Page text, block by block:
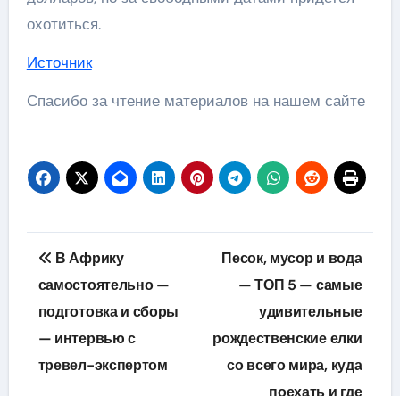
охотиться.
Источник
Спасибо за чтение материалов на нашем сайте
Навигация
по
записям
В Африку
самостоятельно —
подготовка и сборы
— интервью с
тревел-экспертом
Песок, мусор и вода
— ТОП 5 — самые
удивительные
рождественские елки
со всего мира, куда
поехать и где